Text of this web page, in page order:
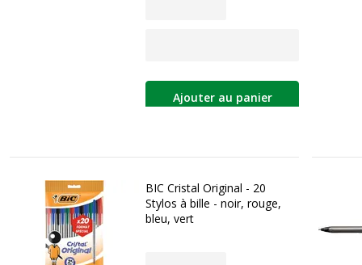
Ajouter au panier
BIC Cristal Original - 20
Stylos à bille - noir, rouge,
bleu, vert